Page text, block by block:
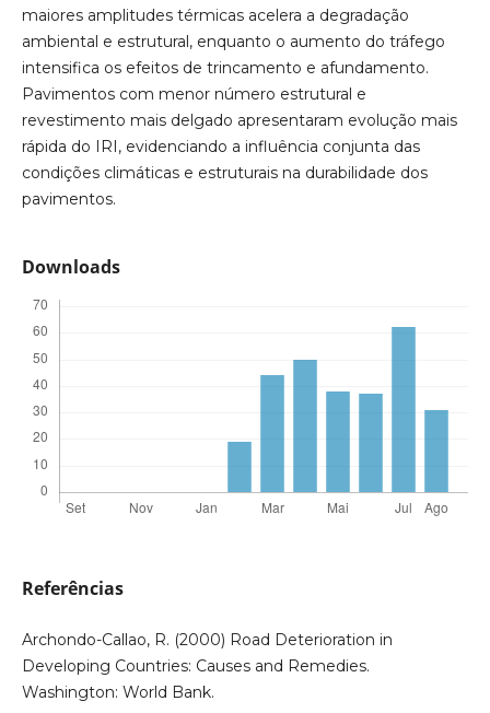
maiores amplitudes térmicas acelera a degradação
ambiental e estrutural, enquanto o aumento do tráfego
intensifica os efeitos de trincamento e afundamento.
Pavimentos com menor número estrutural e
revestimento mais delgado apresentaram evolução mais
rápida do IRI, evidenciando a influência conjunta das
condições climáticas e estruturais na durabilidade dos
pavimentos.
Downloads
Referências
Archondo-Callao, R. (2000) Road Deterioration in
Developing Countries: Causes and Remedies.
Washington: World Bank.